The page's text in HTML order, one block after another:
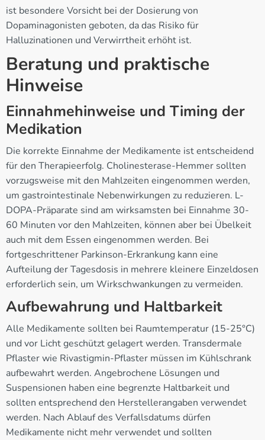
ist besondere Vorsicht bei der Dosierung von
Dopaminagonisten geboten, da das Risiko für
Halluzinationen und Verwirrtheit erhöht ist.
Beratung und praktische
Hinweise
Einnahmehinweise und Timing der
Medikation
Die korrekte Einnahme der Medikamente ist entscheidend
für den Therapieerfolg. Cholinesterase-Hemmer sollten
vorzugsweise mit den Mahlzeiten eingenommen werden,
um gastrointestinale Nebenwirkungen zu reduzieren. L-
DOPA-Präparate sind am wirksamsten bei Einnahme 30-
60 Minuten vor den Mahlzeiten, können aber bei Übelkeit
auch mit dem Essen eingenommen werden. Bei
fortgeschrittener Parkinson-Erkrankung kann eine
Aufteilung der Tagesdosis in mehrere kleinere Einzeldosen
erforderlich sein, um Wirkschwankungen zu vermeiden.
Aufbewahrung und Haltbarkeit
Alle Medikamente sollten bei Raumtemperatur (15-25°C)
und vor Licht geschützt gelagert werden. Transdermale
Pflaster wie Rivastigmin-Pflaster müssen im Kühlschrank
aufbewahrt werden. Angebrochene Lösungen und
Suspensionen haben eine begrenzte Haltbarkeit und
sollten entsprechend den Herstellerangaben verwendet
werden. Nach Ablauf des Verfallsdatums dürfen
Medikamente nicht mehr verwendet und sollten